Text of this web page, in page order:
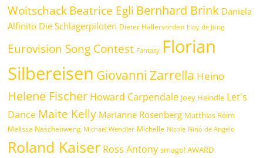
WoitschackBeatrice Egli Bernhard Brink Daniela
Alfinito Die Schlagerpiloten Dieter Hallervorden Eloy de Jong
Eurovision Song Contest Fantasy Florian
Silbereisen Giovanni Zarrella Heino
Helene Fischer Howard Carpendale Joey Heindle Let's
Dance Maite Kelly Marianne Rosenberg Matthias Reim
Melissa Naschenweng Michael Wendler Michelle Nicole Nino de Angelo
Roland Kaiser Ross Antony smago! AWARD